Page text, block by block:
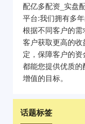
配亿多配资_实盘
平台:我们拥有多
根据不同客户的
客户获取更高的
定，保障客户的
都能您提供优质
增值的目标。
话题标签